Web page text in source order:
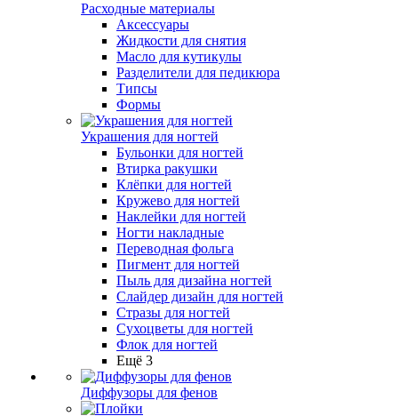
Расходные материалы
Аксессуары
Жидкости для снятия
Масло для кутикулы
Разделители для педикюра
Типсы
Формы
Украшения для ногтей
Бульонки для ногтей
Втирка ракушки
Клёпки для ногтей
Кружево для ногтей
Наклейки для ногтей
Ногти накладные
Переводная фольга
Пигмент для ногтей
Пыль для дизайна ногтей
Слайдер дизайн для ногтей
Стразы для ногтей
Сухоцветы для ногтей
Флок для ногтей
Ещё 3
Диффузоры для фенов